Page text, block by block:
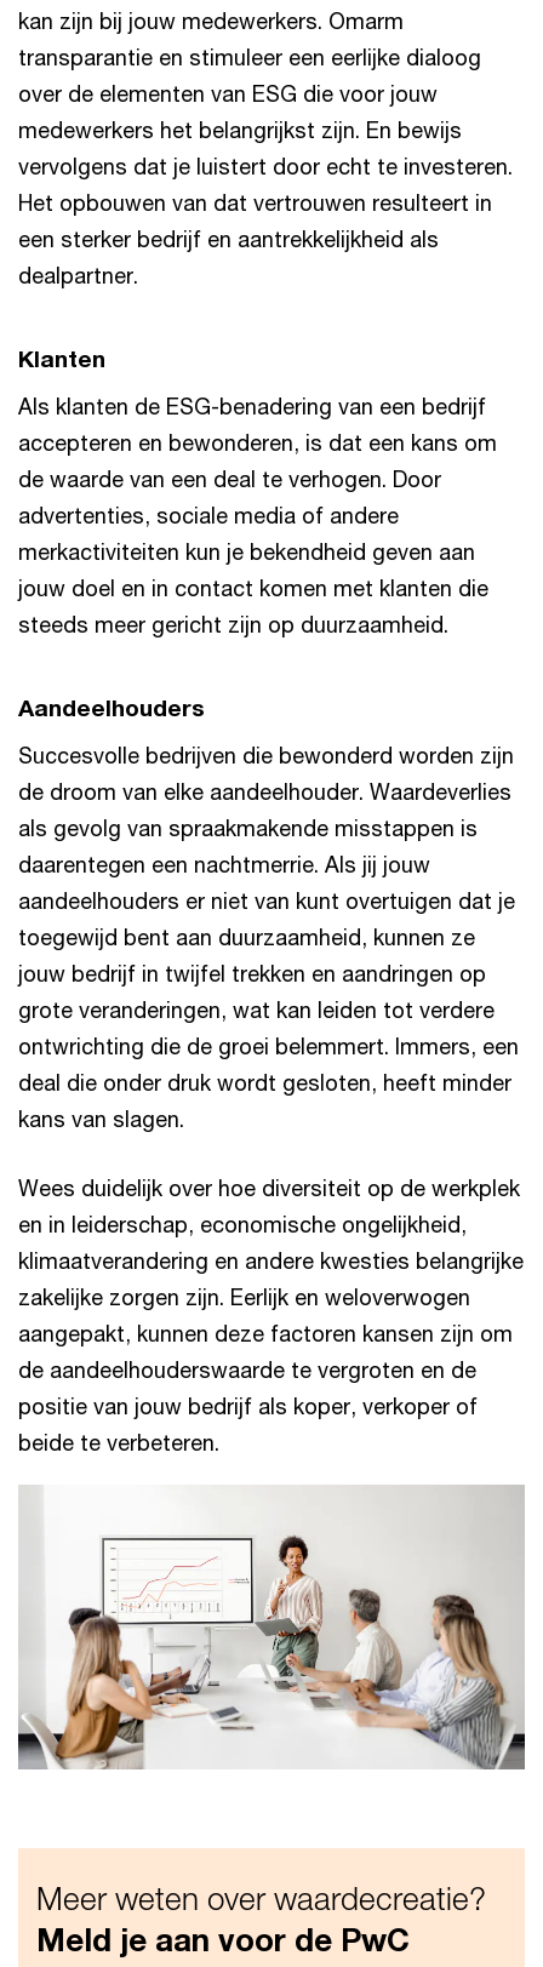
kan zijn bij jouw medewerkers. Omarm
transparantie en stimuleer een eerlijke dialoog
over de elementen van ESG die voor jouw
medewerkers het belangrijkst zijn. En bewijs
vervolgens dat je luistert door echt te investeren.
Het opbouwen van dat vertrouwen resulteert in
een sterker bedrijf en aantrekkelijkheid als
dealpartner.
Klanten
Als klanten de ESG-benadering van een bedrijf
accepteren en bewonderen, is dat een kans om
de waarde van een deal te verhogen. Door
advertenties, sociale media of andere
merkactiviteiten kun je bekendheid geven aan
jouw doel en in contact komen met klanten die
steeds meer gericht zijn op duurzaamheid.
Aandeelhouders
Succesvolle bedrijven die bewonderd worden zijn
de droom van elke aandeelhouder. Waardeverlies
als gevolg van spraakmakende misstappen is
daarentegen een nachtmerrie. Als jij jouw
aandeelhouders er niet van kunt overtuigen dat je
toegewijd bent aan duurzaamheid, kunnen ze
jouw bedrijf in twijfel trekken en aandringen op
grote veranderingen, wat kan leiden tot verdere
ontwrichting die de groei belemmert. Immers, een
deal die onder druk wordt gesloten, heeft minder
kans van slagen.
Wees duidelijk over hoe diversiteit op de werkplek
en in leiderschap, economische ongelijkheid,
klimaatverandering en andere kwesties belangrijke
zakelijke zorgen zijn. Eerlijk en weloverwogen
aangepakt, kunnen deze factoren kansen zijn om
de aandeelhouderswaarde te vergroten en de
positie van jouw bedrijf als koper, verkoper of
beide te verbeteren.
Meer weten over waardecreatie?
Meld je aan voor de PwC